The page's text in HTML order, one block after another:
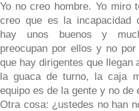
Yo no creo hombre. Yo miro
creo que es la incapacidad
hay unos buenos y
preocupan por ellos y no
que hay dirigentes que llegan
la guaca de turno, la caja
equipo es de la gente y no de
Otra cosa: ¿ustedes no han